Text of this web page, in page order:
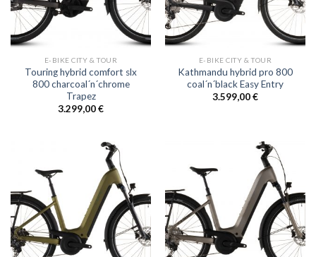
E-BIKE CITY & TOUR
Touring hybrid comfort slx
800 charcoal´n´chrome
Trapez
3.299,00€
E-BIKE CITY & TOUR
Kathmandu hybrid pro 800
coal´n´black Easy Entry
3.599,00€